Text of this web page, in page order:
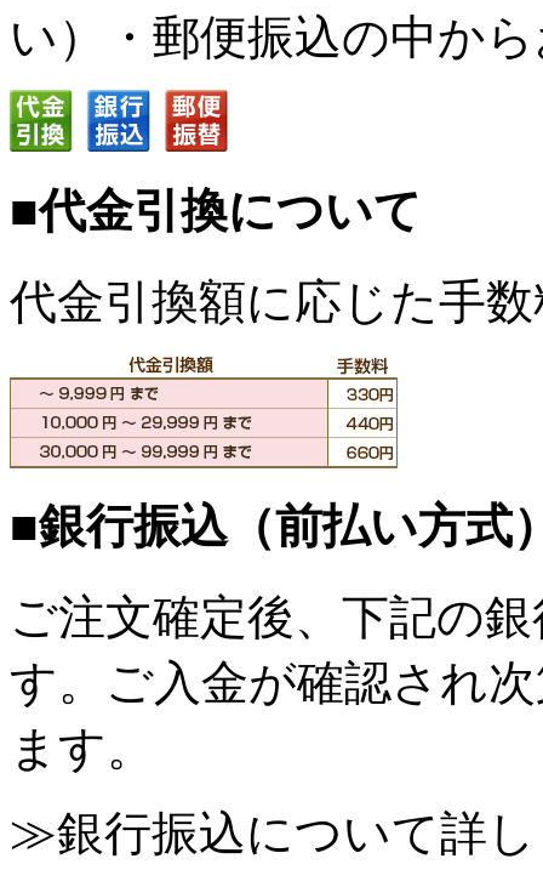
い）・郵便振込の中か
■代金引換について
代金引換額に応じた手
■銀行振込（前払い方式
ご注文確定後、下記の
す。ご入金が確認され
ます。
≫銀行振込について詳